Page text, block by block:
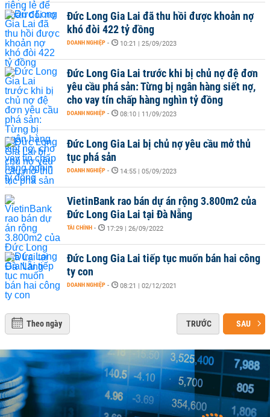
Đức Long Gia Lai đã thu hồi được khoản nợ
khó đòi 422 tỷ đồng
DOANH NGHIỆP - 10:21 | 25/09/2023
Đức Long Gia Lai trước khi bị chủ nợ đệ đơn
yêu cầu phá sản: Từng bị ngân hàng siết nợ,
cho vay tín chấp hàng nghìn tỷ đồng
DOANH NGHIỆP - 08:10 | 11/09/2023
Đức Long Gia Lai bị chủ nợ yêu cầu mở thủ
tục phá sản
DOANH NGHIỆP - 14:55 | 05/09/2023
VietinBank rao bán dự án rộng 3.800m2 của
Đức Long Gia Lai tại Đà Nẵng
TÀI CHÍNH - 17:29 | 26/09/2022
Đức Long Gia Lai tiếp tục muốn bán hai công
ty con
DOANH NGHIỆP - 08:21 | 02/12/2021
Theo ngày TRƯỚC SAU